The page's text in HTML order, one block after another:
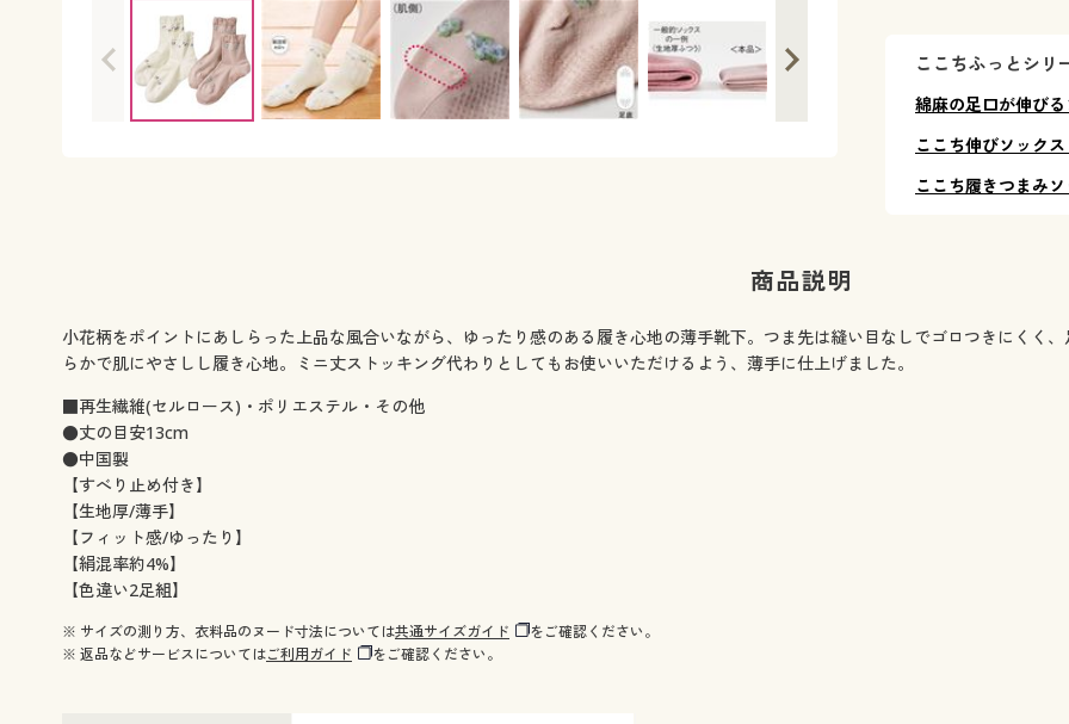
ここちふっとシリ
綿麻の足口が伸び
ここち伸びソック
ここち履きつまみ
商品説明
小花柄をポイントにあしらった上品な風合いながら、ゆったり感のある履き心地の薄手靴下。つま先は縫い目なしでゴロつきにくく
らかで肌にやさしし履き心地。ミニ丈ストッキング代わりとしてもお使いいただけるよう、薄手に仕上げました。
■再生繊維(セルロース)・ポリエステル・その他
●丈の目安13cm
●中国製
【すべり止め付き】
【生地厚/薄手】
【フィット感/ゆったり】
【絹混率約4%】
【色違い2足組】
※ サイズの測り方、衣料品のヌード寸法については共通サイズガイド
をご確認ください。
※ 返品などサービスについてはご利用ガイド をご確認ください。